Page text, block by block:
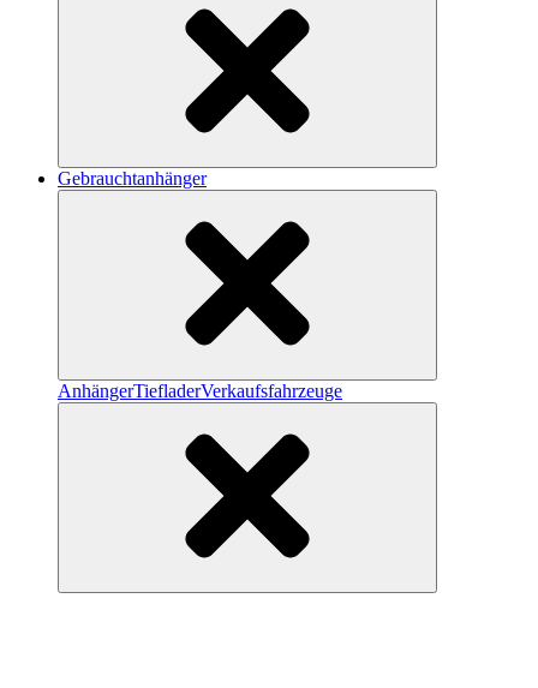
Gebrauchtanhänger
AnhängerTiefladerVerkaufsfahrzeuge